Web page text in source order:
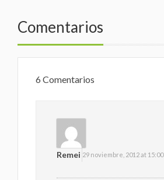
Comentarios
6 Comentarios
Remei 29 noviembre, 2012 at 15:00